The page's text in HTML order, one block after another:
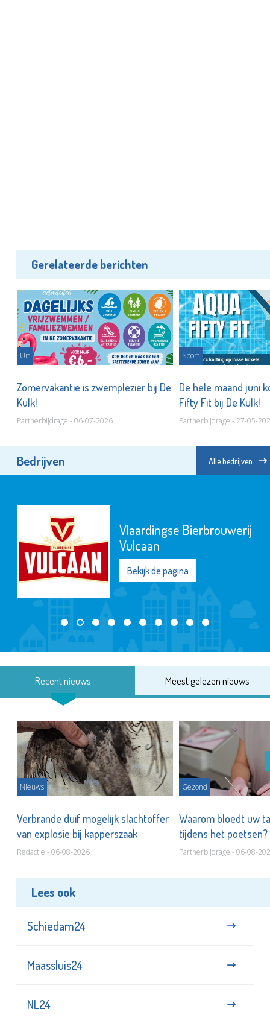
Gerelateerde berichten
Uit
Zomervakantie is zwemplezier bij De
Kulk!
Partnerbijdrage - 06-07-2026
Sport
De hele maand juni
Fifty Fit bij De Kulk!
Partnerbijdrage - 27-05-
Bedrijven Alle bedrijven
Vlaardingse Bierbrouwerij
Vulcaan
Bekijk de pagina
Recent nieuws Meest gelezen nieuws
Nieuws
Verbrande duif mogelijk slachtoffer
van explosie bij kapperszaak
Redactie - 06-08-2026
Gezond
Waarom bloedt uw
tijdens het poetsen?
Partnerbijdrage - 06-08-
Lees ook
Schiedam24
Maassluis24
NL24